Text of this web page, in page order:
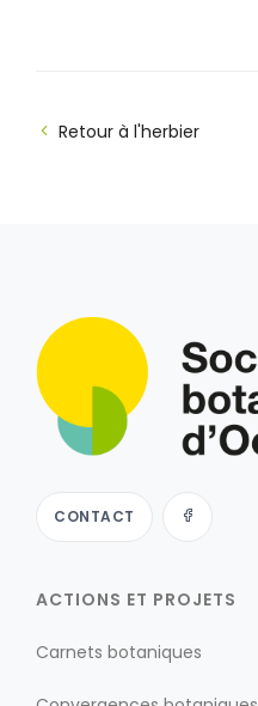
Retour à l'herbier
CONTACT
ACTIONS ET PROJETS
Carnets botaniques